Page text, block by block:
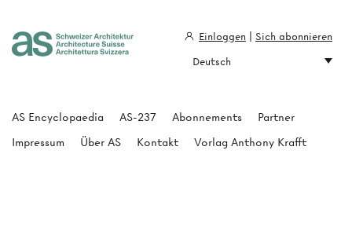
AS Encyclopaedia AS-237 Abonnements
Partner
Impressum
Über AS Kontakt Vorlag Anthony Krafft
Einloggen
Sich abonnieren
Deutsch